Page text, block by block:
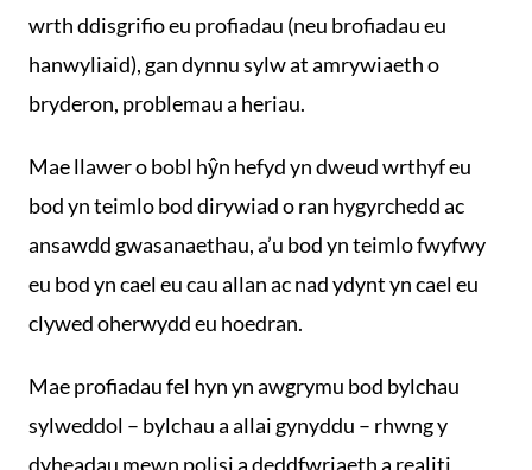
wrth ddisgrifio eu profiadau (neu brofiadau eu
hanwyliaid), gan dynnu sylw at amrywiaeth o
bryderon, problemau a heriau.
Mae llawer o bobl hŷn hefyd yn dweud wrthyf eu
bod yn teimlo bod dirywiad o ran hygyrchedd ac
ansawdd gwasanaethau, a’u bod yn teimlo fwyfwy
eu bod yn cael eu cau allan ac nad ydynt yn cael eu
clywed oherwydd eu hoedran.
Mae profiadau fel hyn yn awgrymu bod bylchau
sylweddol – bylchau a allai gynyddu – rhwng y
dyheadau mewn polisi a deddfwriaeth a realiti